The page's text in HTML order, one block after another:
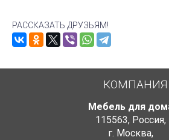
РАССКАЗАТЬ ДРУЗЬЯМ!
КОМПАНИЯ
Мебель для
115563, Россия,
г. Москва,